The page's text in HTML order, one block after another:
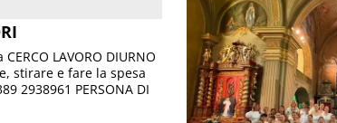
LAVORO DIURNO
stirare e fare la spesa
2938961 PERSONA DI